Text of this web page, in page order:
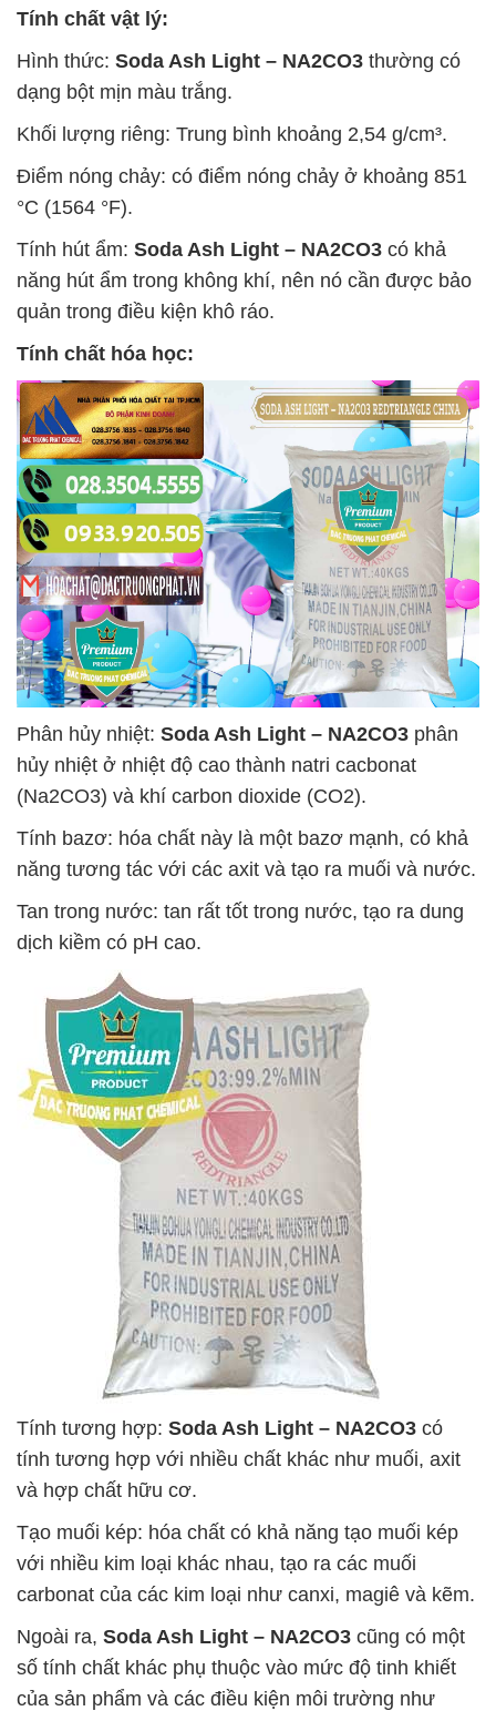
Tính chất vật lý:
Hình thức: Soda Ash Light – NA2CO3 thường có
dạng bột mịn màu trắng.
Khối lượng riêng: Trung bình khoảng 2,54 g/cm³.
Điểm nóng chảy: có điểm nóng chảy ở khoảng 851
°C (1564 °F).
Tính hút ẩm: Soda Ash Light – NA2CO3 có khả
năng hút ẩm trong không khí, nên nó cần được bảo
quản trong điều kiện khô ráo.
Tính chất hóa học:
Phân hủy nhiệt: Soda Ash Light – NA2CO3 phân
hủy nhiệt ở nhiệt độ cao thành natri cacbonat
(Na2CO3) và khí carbon dioxide (CO2).
Tính bazơ: hóa chất này là một bazơ mạnh, có khả
năng tương tác với các axit và tạo ra muối và nước.
Tan trong nước: tan rất tốt trong nước, tạo ra dung
dịch kiềm có pH cao.
Tính tương hợp: Soda Ash Light – NA2CO3 có
tính tương hợp với nhiều chất khác như muối, axit
và hợp chất hữu cơ.
Tạo muối kép: hóa chất có khả năng tạo muối kép
với nhiều kim loại khác nhau, tạo ra các muối
carbonat của các kim loại như canxi, magiê và kẽm.
Ngoài ra, Soda Ash Light – NA2CO3 cũng có một
số tính chất khác phụ thuộc vào mức độ tinh khiết
của sản phẩm và các điều kiện môi trường như